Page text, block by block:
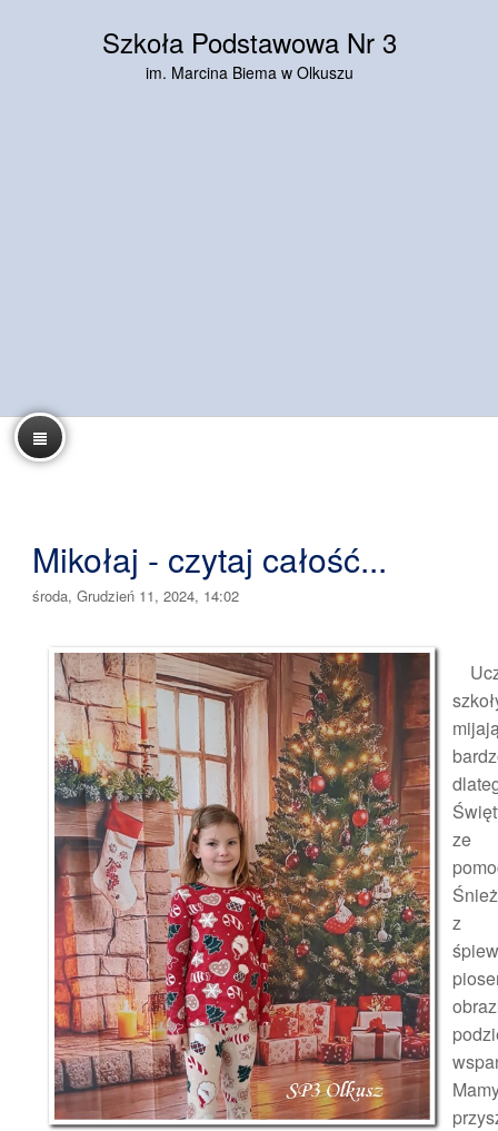
Szkoła Podstawowa Nr 3
im. Marcina Biema w Olkuszu
Mikołaj - czytaj całość...
środa, Grudzień 11, 2024, 14:02
z